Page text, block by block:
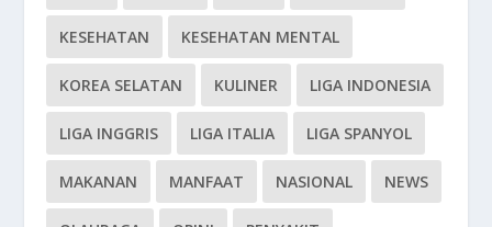
KESEHATAN KESEHATAN MENTAL
KOREA SELATAN KULINER LIGA INDONESIA
LIGA INGGRIS LIGA ITALIA LIGA SPANYOL
MAKANAN MANFAAT NASIONAL NEWS